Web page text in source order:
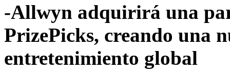
-Allwyn adquirirá una
PrizePicks, creando una
entretenimiento global